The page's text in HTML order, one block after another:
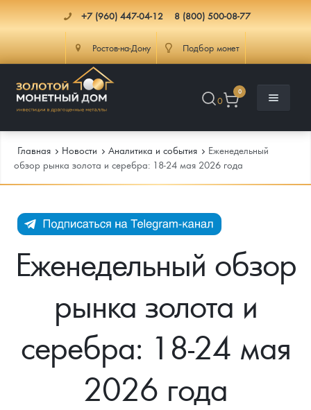
+7 (960) 447-04-12 8 (800) 500-08-77
Ростов-на-Дону Подбор монет
0
0
Каталог Монет
Инвестиционные монеты
Монеты Царской России
Монеты стран мира после 1950г
Георгий Победоносец
Золотой червонец Сеятель
Инфо
Как сделать заказ
Гарантии
Доставка
Информация
Распродажа монет и жетонов
Аналитика и события
Итоги 2025 года. Прогноз курсов золота, серебра, платины на
Котировки
Курс золота и серебра
Главная Новости Аналитика и события
Еженедельный
обзор рынка золота и серебра: 18-24 мая 2026 года
Еженедельный обзор
рынка золота и
серебра: 18-24 мая
2026 года